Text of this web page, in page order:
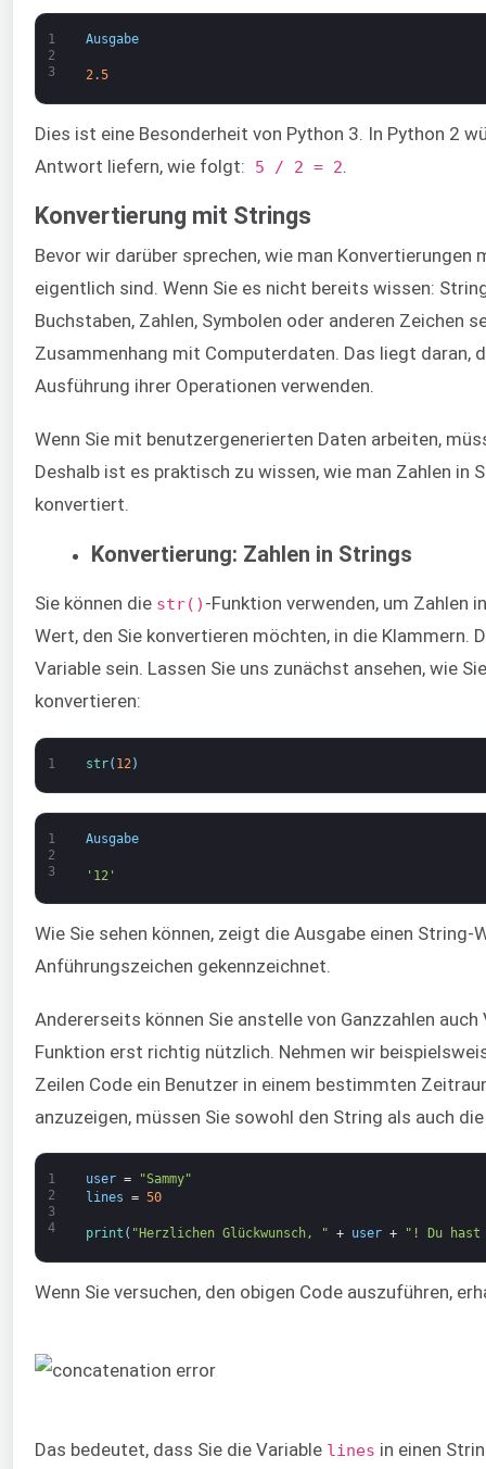
1
2
3
Ausgabe
2.5
Dies ist eine Besonderheit von Python 3. In Python 2
Antwort liefern, wie folgt: 5 / 2 = 2
Konvertierung mit Strings
Bevor wir darüber sprechen, wie man Konvertierungen
eigentlich sind. Wenn Sie es nicht bereits wissen:
Buchstaben, Zahlen, Symbolen oder anderen Zeichen
Zusammenhang mit Computerdaten. Das liegt daran,
Ausführung ihrer Operationen verwenden.
Wenn Sie mit benutzergenerierten Daten arbeiten,
Deshalb ist es praktisch zu wissen, wie man Zahlen in
konvertiert.
Konvertierung: Zahlen in Strings
Sie können die str() -Funktion verwenden, um Zahlen
Wert, den Sie konvertieren möchten, in die Klammern.
Variable sein. Lassen Sie uns zunächst ansehen, wie
konvertieren:
1 str( 12 )
1
2
3
Ausgabe
'12'
Wie Sie sehen können, zeigt die Ausgabe einen
Anführungszeichen gekennzeichnet.
Andererseits können Sie anstelle von Ganzzahlen
Funktion erst richtig nützlich. Nehmen wir
Zeilen Code ein Benutzer in einem bestimmten
anzuzeigen, müssen Sie sowohl den String als auch
1
2
3
4
user =
"Sammy"
lines = 50
print ( "Herzlichen Glückwunsch, " + user + "! Du hast
Wenn Sie versuchen, den obigen Code auszuführen,
Das bedeutet, dass Sie die Variable lines in einen